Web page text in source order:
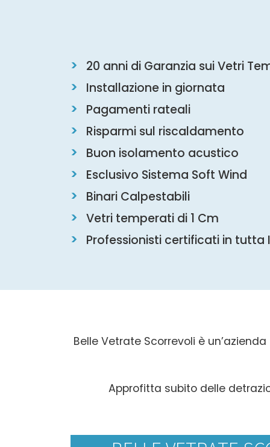
20 anni di Garanzia sui Vetri
Installazione in giornata
Pagamenti rateali
Risparmi sul riscaldamento
Buon isolamento acustico
Esclusivo Sistema Soft Wind
Binari Calpestabili
Vetri temperati di 1 Cm
Professionisti certificati in tutta
Belle Vetrate Scorrevoli è
Approfitta subito delle